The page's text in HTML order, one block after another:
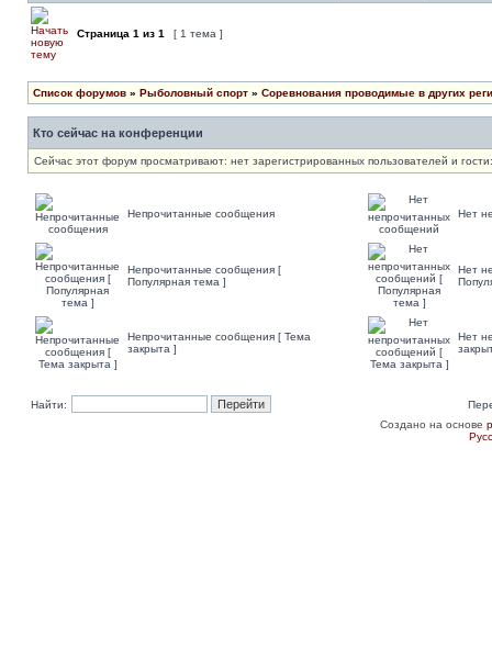
Страница 1 из 1 [ 1 тема ]
Список форумов » Рыболовный спорт » Соревнования проводимые в других
Кто сейчас на конференции
Сейчас этот форум просматривают: нет зарегистрированных пользователей и
Непрочитанные сообщения Нет
Непрочитанные сообщения [
Популярная тема ]
Нет
Непрочитанные сообщения [ Тема
закрыта ]
Нет
Найти:
Создано на основе